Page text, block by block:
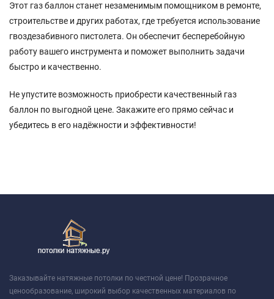
Этот газ баллон станет незаменимым помощником в ремонте,
строительстве и других работах, где требуется использование
гвоздезабивного пистолета. Он обеспечит бесперебойную
работу вашего инструмента и поможет выполнить задачи
быстро и качественно.
Не упустите возможность приобрести качественный газ
баллон по выгодной цене. Закажите его прямо сейчас и
убедитесь в его надёжности и эффективности!
Заказывайте натяжные потолки по честной цене! Прозрачное
ценообразование, широкий выбор качественных материалов по